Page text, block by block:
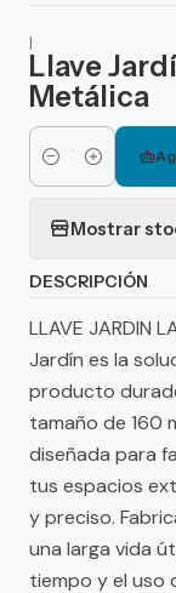
|
Llave
Metálica
Cantidad
Mostrar
DESCRIPCIÓN
LLAVE JARDIN
Jardín es la
producto
tamaño de 160
diseñada para
tus espacios
y preciso.
una larga vida
tiempo y el uso